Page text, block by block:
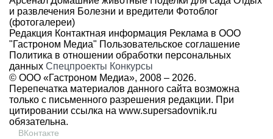
и развлечения Болезни и вредители Фотоблог
(фотогалереи)
Редакция Контактная информация Реклама в ООО
"Гастроном Медиа" Пользовательское соглашение
Политика в отношении обработки персональных
данных Спецпроекты Конкурсы
© ООО «Гастроном Медиа», 2008 – 2026.
Перепечатка материалов данного сайта возможна
только с письменного разрешения редакции. При
цитировании ссылка на www.supersadovnik.ru
обязательна.
ВКонтакте